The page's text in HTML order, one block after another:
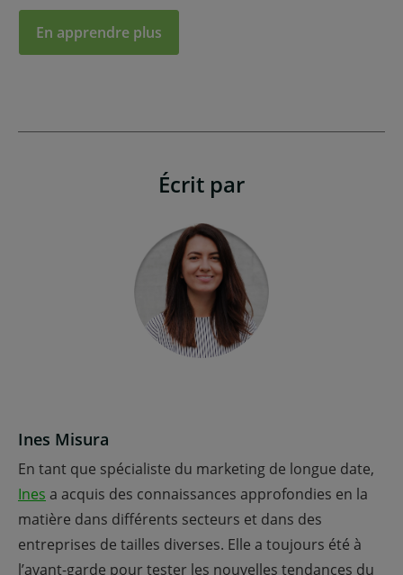
En apprendre plus
Écrit par
Ines Misura
En tant que spécialiste du marketing de longue date,
Ines a acquis des connaissances approfondies en la
matière dans différents secteurs et dans des
entreprises de tailles diverses. Elle a toujours été à
l’avant-garde pour tester les nouvelles tendances du